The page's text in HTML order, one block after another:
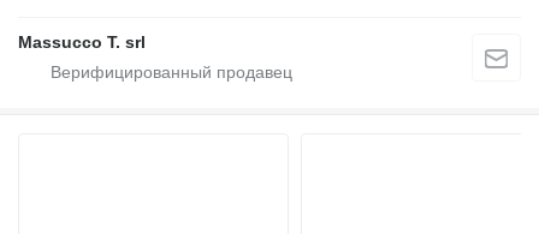
Massucco T. srl